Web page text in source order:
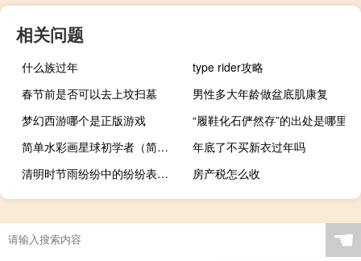
相关问题
什么族过年
type rider攻略
春节前是否可以去上坟扫墓
男性多大年龄做盆底肌康复
梦幻西游哪个是正版游戏
“履鞋化石俨然存”的出处是哪里
简单水彩画星球初学者（简单水彩画星空画法）
年底了不买新衣过年吗
清明时节雨纷纷中的纷纷表示什么意思
房产税怎么收
☚